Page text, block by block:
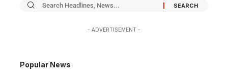
- ADVERTISEMENT -
Popular News